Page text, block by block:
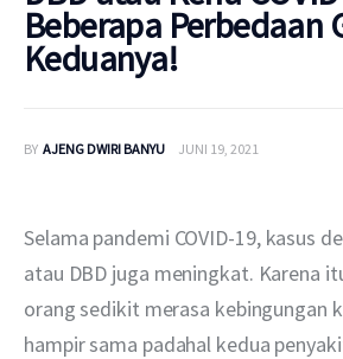
Untuk Bisnis
Layanan
Beberapa Perbedaan
Keduanya!
BY AJENG DWIRI BANYU JUNI 19, 2021
Selama pandemi COVID-19, kasus
atau DBD juga meningkat. Karena
orang sedikit merasa kebingungan
hampir sama padahal kedua